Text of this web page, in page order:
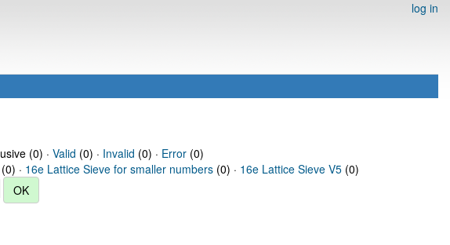
log in
(0) · Valid (0) · Invalid (0) · Error(0)
(0) · 16e Lattice Sieve for smaller numbers (0) · 16e Lattice Sieve V5 (0)